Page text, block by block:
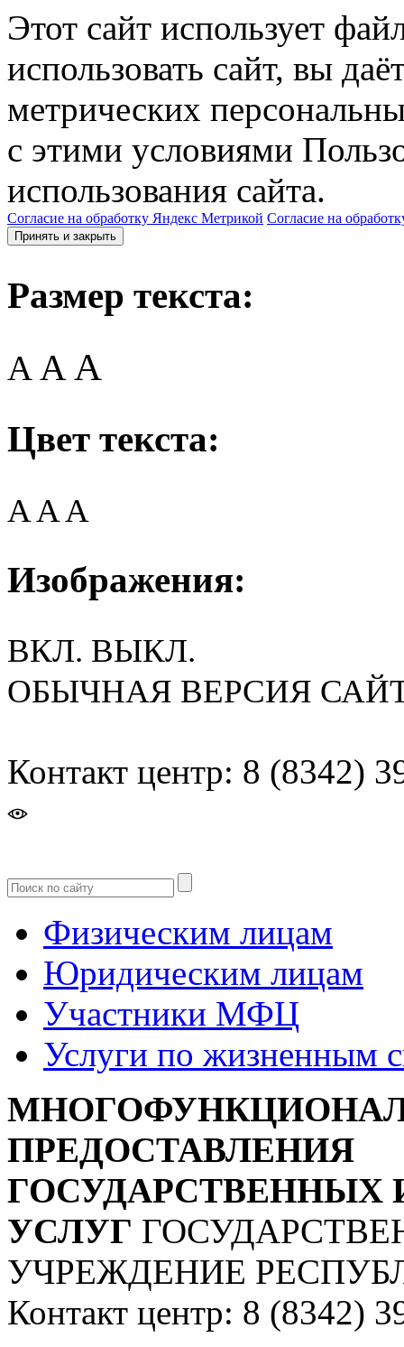
Этот сайт использует
использовать сайт, вы
метрических
с этими условиями
использования сайта.
Согласие на обработку Яндекс Метрикой Согласие на
Принять и закрыть
Размер текста:
A AA
Цвет текста:
AAA
Изображения:
ВКЛ. ВЫКЛ.
ОБЫЧНАЯ ВЕРСИЯ
Контакт центр: 8 (8342)
Физическим лицам
Юридическим лицам
Участники МФЦ
Услуги по жизненным
ПРЕДОСТАВЛЕНИЯ
УСЛУГ
УЧРЕЖДЕНИЕ
Контакт центр: 8 (8342)